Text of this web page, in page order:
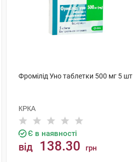
Фромілід Уно таблетки 500 мг 5 шт
КРКА
Є в наявності
від 138.30 грн